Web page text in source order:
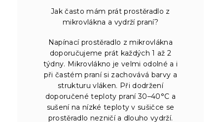
Jak často mám prát prostěradlo z
mikrovlákna a vydrží praní?
Napínací prostěradlo z mikrovlákna
doporučujeme prát každých 1 až 2
týdny. Mikrovlákno je velmi odolné a i
při častém praní si zachovává barvy a
strukturu vláken. Při dodržení
doporučené teploty praní 30–40°C a
sušení na nízké teploty v sušičce se
prostěradlo nezničí a dlouho vydrží.